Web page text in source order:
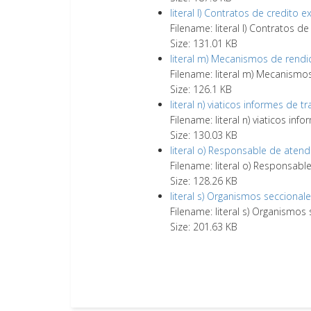
literal l) Contratos de credito
Filename: literal l) Contratos
Size: 131.01 KB
literal m) Mecanismos de
Filename: literal m)
Size: 126.1 KB
literal n) viaticos informes de
Filename: literal n) viaticos
Size: 130.03 KB
literal o) Responsable de
Filename: literal o)
Size: 128.26 KB
literal s) Organismos
Filename: literal s)
Size: 201.63 KB